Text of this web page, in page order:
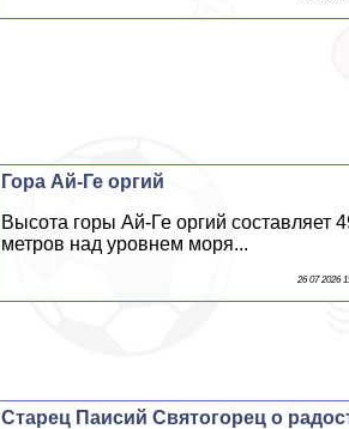
Гора Ай-Ге opгий
Высота горы Ай-Ге opгий составляет
метров над уровнем моря...
26 07 2026
Старец Паисий Святогорец о